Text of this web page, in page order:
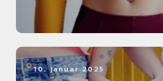
10. januar 2025